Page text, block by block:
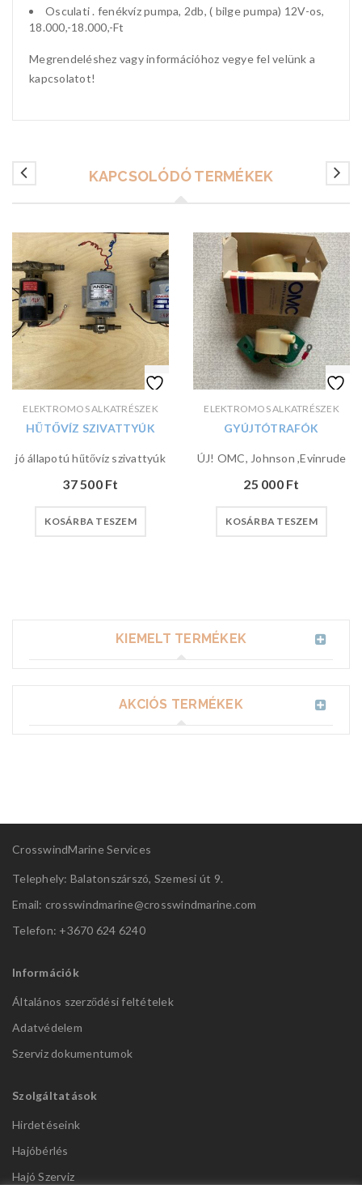
Osculati . fenékvíz pumpa, 2db, ( bilge pumpa) 12V-os,
18.000,-18.000,-Ft
Megrendeléshez vagy információhoz vegye fel velünk a
kapcsolatot!
KAPCSOLÓDÓ TERMÉKEK
ELEKTROMOS ALKATRÉSZEK
HŰTŐVÍZ SZIVATTYÚK
jó állapotú hűtővíz szivattyúk
37 500 Ft
KOSÁRBA TESZEM
ELEKTROMOS ALKATRÉSZEK
GYÚJTÓTRAFÓK
ÚJ! OMC, Johnson ,Evinrude
25 000 Ft
KOSÁRBA TESZEM
KIEMELT TERMÉKEK
AKCIÓS TERMÉKEK
CrosswindMarine Services
Telephely: Balatonszárszó, Szemesi út 9.
Email: crosswindmarine@crosswindmarine.com
Telefon: +3670 624 6240
Információk
Általános szerződési feltételek
Adatvédelem
Szerviz dokumentumok
Szolgáltatások
Hirdetéseink
Hajóbérlés
Hajó Szerviz